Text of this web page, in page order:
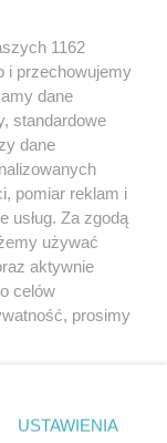
sp. z o.o.
1162
i przechowujemy
dane
standardowe
dane
pomiar reklam i
usług. Za zgodą
używać
aktywnie
celów
prosimy
rogu strony
nie wymagają
USTAWIENIA